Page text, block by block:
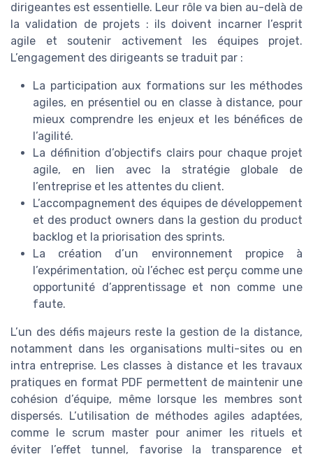
dirigeantes est essentielle. Leur rôle va bien au-delà de
la validation de projets : ils doivent incarner l’esprit
agile et soutenir activement les équipes projet.
L’engagement des dirigeants se traduit par :
La participation aux formations sur les méthodes
agiles, en présentiel ou en classe à distance, pour
mieux comprendre les enjeux et les bénéfices de
l’agilité.
La définition d’objectifs clairs pour chaque projet
agile, en lien avec la stratégie globale de
l’entreprise et les attentes du client.
L’accompagnement des équipes de développement
et des product owners dans la gestion du product
backlog et la priorisation des sprints.
La création d’un environnement propice à
l’expérimentation, où l’échec est perçu comme une
opportunité d’apprentissage et non comme une
faute.
L’un des défis majeurs reste la gestion de la distance,
notamment dans les organisations multi-sites ou en
intra entreprise. Les classes à distance et les travaux
pratiques en format PDF permettent de maintenir une
cohésion d’équipe, même lorsque les membres sont
dispersés. L’utilisation de méthodes agiles adaptées,
comme le scrum master pour animer les rituels et
éviter l’effet tunnel, favorise la transparence et